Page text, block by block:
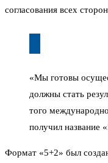
согласования всех
«Мы готовы
должны стать
того
получил название
Формат «5+2» был